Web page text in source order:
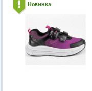
Новинка